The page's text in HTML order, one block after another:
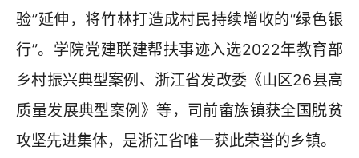
验”延伸，将竹林打造成村民持续增收的“绿色银
行”。学院党建联建帮扶事迹入选2022年教育部
乡村振兴典型案例、浙江省发改委《山区26县高
质量发展典型案例》等，司前畲族镇获全国脱贫
攻坚先进集体，是浙江省唯一获此荣誉的乡镇。